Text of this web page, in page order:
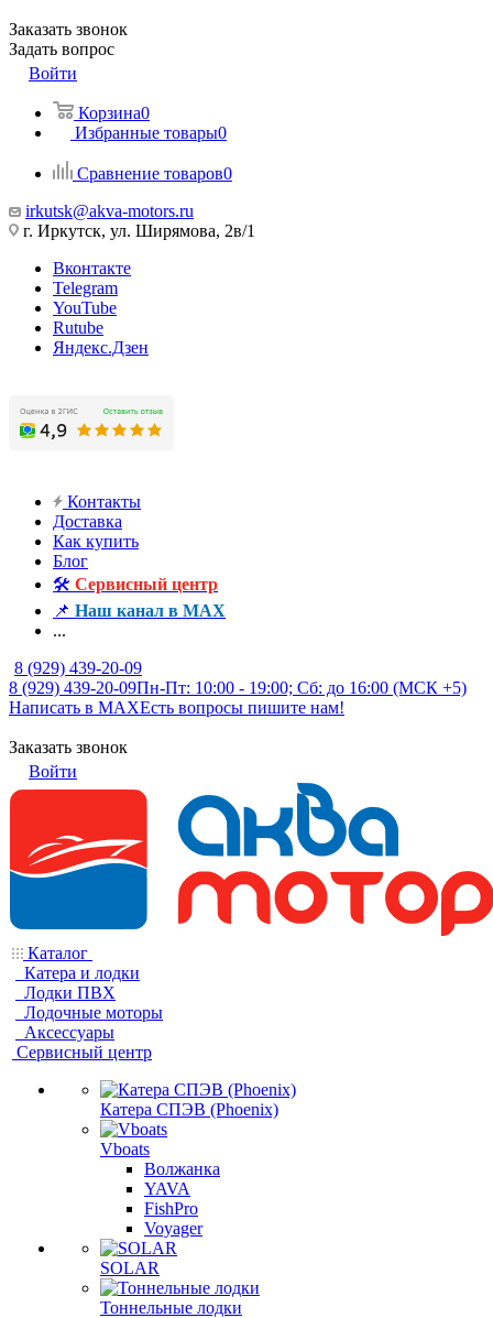
Заказать звонок
Задать вопрос
Войти
Корзина0
Избранные товары0
Сравнение товаров0
irkutsk@akva-motors.ru
г. Иркутск, ул. Ширямова, 2в/1
Вконтакте
Telegram
YouTube
Rutube
Яндекс.Дзен
Контакты
Доставка
Как купить
Блог
🛠️ Сервисный центр
📌 Наш канал в MAX
...
8 (929) 439-20-09
8 (929) 439-20-09Пн-Пт: 10:00 - 19:00; Сб: до 16:00 (МСК +5)
Написать в MAXЕсть вопросы пишите нам!
Заказать звонок
Войти
Каталог
Катера и лодки
Лодки ПВХ
Лодочные моторы
Аксессуары
Сервисный центр
Катера СПЭВ (Phoenix)
Vboats
Волжанка
YAVA
FishPro
Voyager
SOLAR
Тоннельные лодки